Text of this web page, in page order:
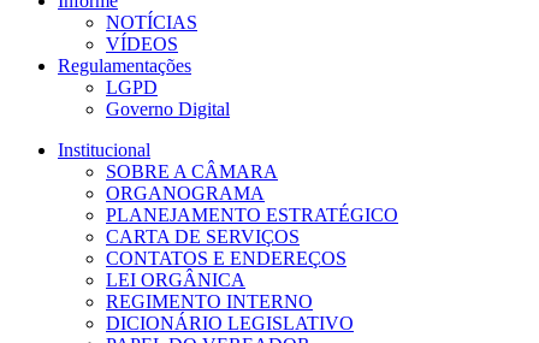
NOTÍCIAS
VÍDEOS
Regulamentações
LGPD
Governo Digital
Institucional
SOBRE A CÂMARA
ORGANOGRAMA
PLANEJAMENTO ESTRATÉGICO
CARTA DE SERVIÇOS
CONTATOS E ENDEREÇOS
LEI ORGÂNICA
REGIMENTO INTERNO
DICIONÁRIO LEGISLATIVO